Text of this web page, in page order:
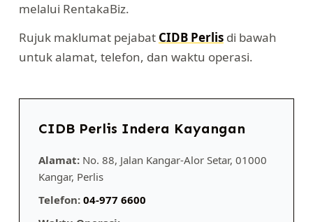
melalui RentakaBiz.
Rujuk maklumat pejabat CIDB Perlisdi bawah
untuk alamat, telefon, dan waktu operasi.
CIDB Perlis Indera Kayangan
Alamat:No. 88, Jalan Kangar-Alor Setar, 01000
Kangar, Perlis
Telefon: 04-977 6600